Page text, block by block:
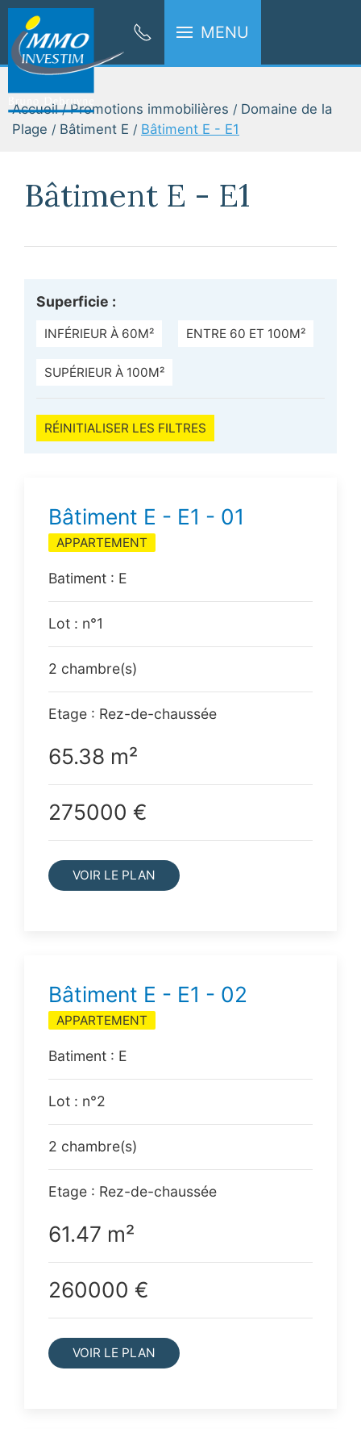
MENU
Accueil Promotions immobilières
Domaine de la
Plage
Bâtiment E Bâtiment E - E1
Bâtiment E - E1
Superficie :
INFÉRIEUR À 60M² ENTRE 60 ET 100M²
SUPÉRIEUR À 100M²
RÉINITIALISER LES FILTRES
Bâtiment E - E1 - 01
APPARTEMENT
Batiment : E
Lot : n°1
2 chambre(s)
Etage : Rez-de-chaussée
65.38 m²
275000 €
VOIR LE PLAN
Bâtiment E - E1 - 02
APPARTEMENT
Batiment : E
Lot : n°2
2 chambre(s)
Etage : Rez-de-chaussée
61.47 m²
260000 €
VOIR LE PLAN